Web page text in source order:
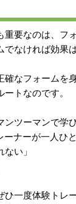
重要なのは、フ
なければ効果
なフォームを
トなのです。
ツーマンで学
ナーが一人ひ
い」
一度体験トレ